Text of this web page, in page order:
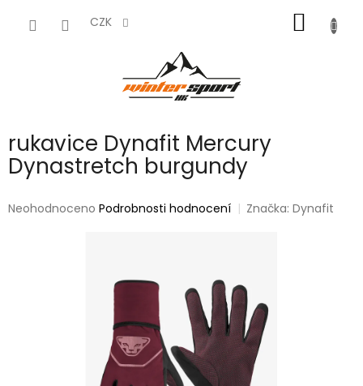
CZK
KOŠÍK
rukavice Dynafit Mercury
Dynastretch burgundy
Průměrné
Neohodnoceno Podrobnosti hodnocení Značka:Dynafit